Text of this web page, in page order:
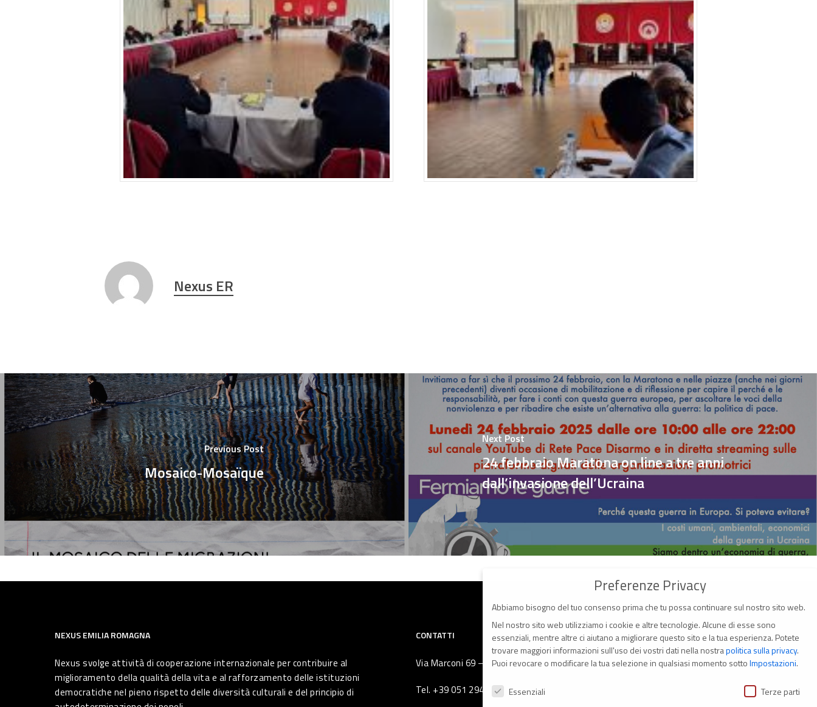
Nexus ER
Previous Post
Mosaico-Mosaïque
Next Post
24 febbraio Maratona on line a tre anni
dall’invasione dell’Ucraina
NEXUS EMILIA ROMAGNA
Nexus svolge attività di cooperazione internazionale per contribuire al
miglioramento della qualità della vita e al rafforzamento delle istituzioni
democratiche nel pieno rispetto delle diversità culturali e del principio di
CONTATTI
Via Marconi 69 – 40122 Bologna (Italia)
Tel. +39 051 294 775
Preferenze Privacy
Abbiamo bisogno del tuo consenso prima che tu possa continuare sul nostro sito web.
Nel nostro sito web utilizziamo i cookie e altre tecnologie. Alcune di esse sono
essenziali, mentre altre ci aiutano a migliorare questo sito e la tua esperienza. Potete
trovare maggiori informazioni sull'uso dei vostri dati nella nostrapolitica sulla privacy.
Puoi revocare o modificare la tua selezione in qualsiasi momento sottoImpostazioni.
Preferenze Privacy
Essenziali Terze parti